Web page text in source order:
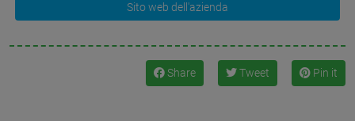
Sito web dell'azienda
Share Tweet Pin it